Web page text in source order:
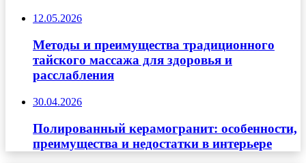
12.05.2026
Методы и преимущества традиционного
тайского массажа для здоровья и
расслабления
30.04.2026
Полированный керамогранит: особенности,
преимущества и недостатки в интерьере